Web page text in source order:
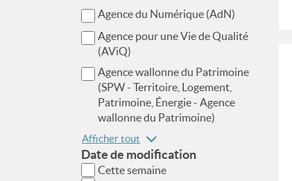
Agence du Numérique (AdN)
Agence pour une Vie de Qualité
(AViQ)
Agence wallonne du Patrimoine
(SPW - Territoire, Logement,
Patrimoine, Énergie - Agence
wallonne du Patrimoine)
Afficher tout
Date de modification
Cette semaine